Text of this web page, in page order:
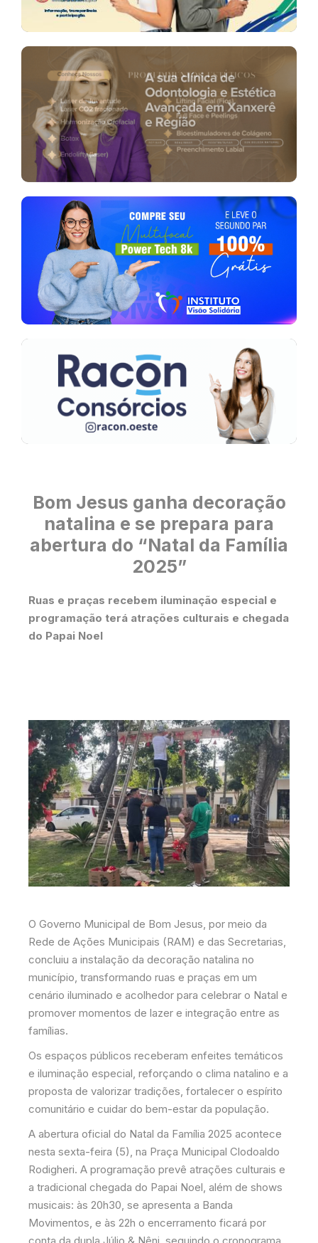
Bom Jesus ganha decoração
natalina e se prepara para
abertura do “Natal da Família
2025”
Ruas e praças recebem iluminação especial e
programação terá atrações culturais e chegada
do Papai Noel
O Governo Municipal de Bom Jesus, por meio da
Rede de Ações Municipais (RAM) e das Secretarias,
concluiu a instalação da decoração natalina no
município, transformando ruas e praças em um
cenário iluminado e acolhedor para celebrar o Natal e
promover momentos de lazer e integração entre as
famílias.
Os espaços públicos receberam enfeites temáticos
e iluminação especial, reforçando o clima natalino e a
proposta de valorizar tradições, fortalecer o espírito
comunitário e cuidar do bem-estar da população.
A abertura oficial do Natal da Família 2025 acontece
nesta sexta-feira (5), na Praça Municipal Clodoaldo
Rodigheri. A programação prevê atrações culturais e
a tradicional chegada do Papai Noel, além de shows
musicais: às 20h30, se apresenta a Banda
Movimentos, e às 22h o encerramento ficará por